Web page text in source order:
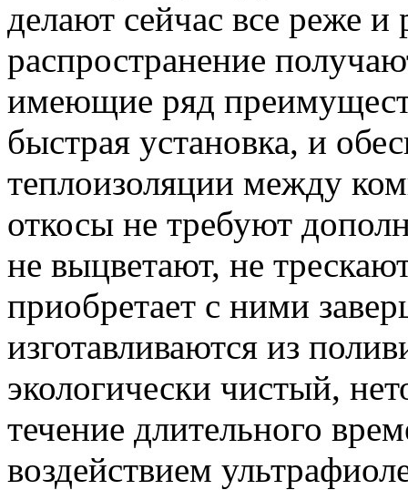
делают сейчас все реже и
распространение
имеющие ряд
быстрая установка, и
теплоизоляции между
откосы не требуют
не выцветают, не
приобретает с ними
изготавливаются из
экологически чистый,
течение длительного
воздействием